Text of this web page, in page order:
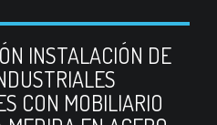
INSTALACIÓN DE
CON MOBILIARIO